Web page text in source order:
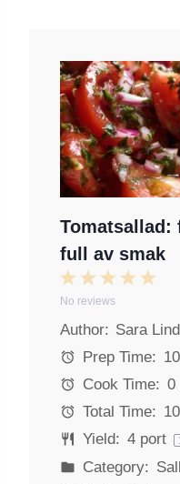
Tomatsallad:
full av smak
5
t
r
4
t
a
r
s
3
t
a
r
s
2
S
t
a
r
s
1
S
t
a
No reviews
Author: Sara
Prep Time:
Cook Time: 0
Total Time:
Yield: 4port
Category: